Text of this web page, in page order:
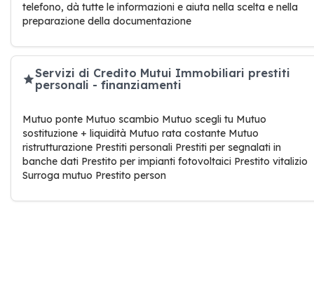
telefono, dà tutte le informazioni e aiuta nella scelta e nella
preparazione della documentazione
Servizi di Credito Mutui Immobiliari prestiti
personali - finanziamenti
Mutuo ponte Mutuo scambio Mutuo scegli tu Mutuo
sostituzione + liquidità Mutuo rata costante Mutuo
ristrutturazione Prestiti personali Prestiti per segnalati in
banche dati Prestito per impianti fotovoltaici Prestito vitalizio
Surroga mutuo Prestito person